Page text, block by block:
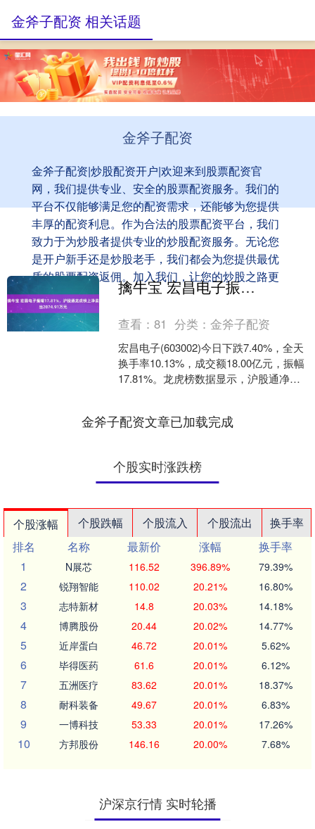
金斧子配资
金斧子配资|炒股配资开户|欢迎来到股票配资官
网，我们提供专业、安全的股票配资服务。我们的
平台不仅能够满足您的配资需求，还能够为您提供
丰厚的配资利息。作为合法的股票配资平台，我们
致力于为炒股者提供专业的炒股配资服务。无论您
是开户新手还是炒股老手，我们都会为您提供最优
质的股票配资返佣。加入我们，让您的炒股之路更
加成功！
金斧子配资 相关话题
擒牛宝 宏昌电子振幅17.81%，沪股通龙虎榜上净卖出2074.91万元
查看：81 分类：金斧子配资
宏昌电子(603002)今日下跌7.40%，全天
换手率10.13%，成交额18.00亿元，振幅
17.81%。龙虎榜数据显示，沪股通净卖
金斧子配资文章已加载完成
个股实时涨跌榜
个股涨幅 个股跌幅 个股流入 个股流出
换手率
排名
名称 最新价 涨幅
换手率
1
N展芯 116.52 396.89% 79.39%
2 锐翔智能 110.02 20.21% 16.80%
3 志特新材 14.8 20.03% 14.18%
4 博腾股份 20.44 20.02% 14.77%
5 近岸蛋白 46.72 20.01% 5.62%
6 毕得医药 61.6 20.01% 6.12%
7 五洲医疗 83.62 20.01% 18.37%
8 耐科装备 49.67 20.01% 6.83%
9 一博科技 53.33 20.01% 17.26%
10 方邦股份 146.16 20.00% 7.68%
沪深京行情 实时轮播